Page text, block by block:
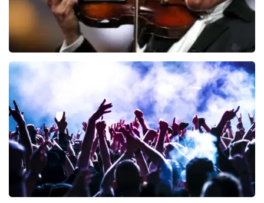
BESTEL NU